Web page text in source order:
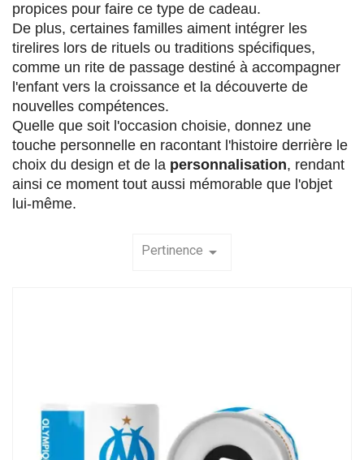
propices pour faire ce type de cadeau.
De plus, certaines familles aiment intégrer les
tirelires lors de rituels ou traditions spécifiques,
comme un rite de passage destiné à accompagner
l'enfant vers la croissance et la découverte de
nouvelles compétences.
Quelle que soit l'occasion choisie, donnez une
touche personnelle en racontant l'histoire derrière le
choix du design et de la personnalisation, rendant
ainsi ce moment tout aussi mémorable que l'objet
lui-même.
Pertinence arrow_drop_down